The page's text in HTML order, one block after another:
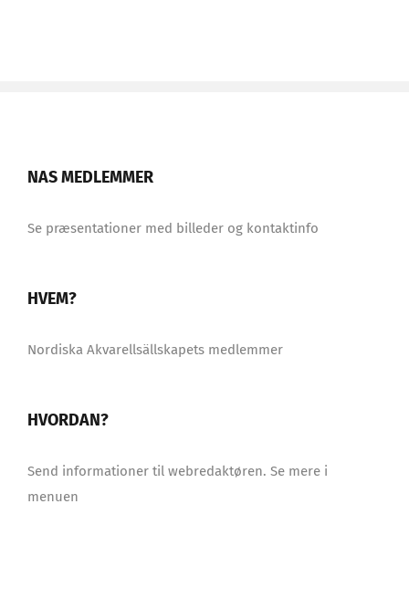
NAS MEDLEMMER
Se præsentationer med billeder og kontaktinfo
HVEM?
Nordiska Akvarellsällskapets medlemmer
HVORDAN?
Send informationer til webredaktøren. Se mere i
menuen